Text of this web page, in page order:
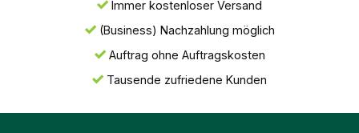
Immer kostenloser Versand
(Business) Nachzahlung möglich
Auftrag ohne Auftragskosten
Tausende zufriedene Kunden